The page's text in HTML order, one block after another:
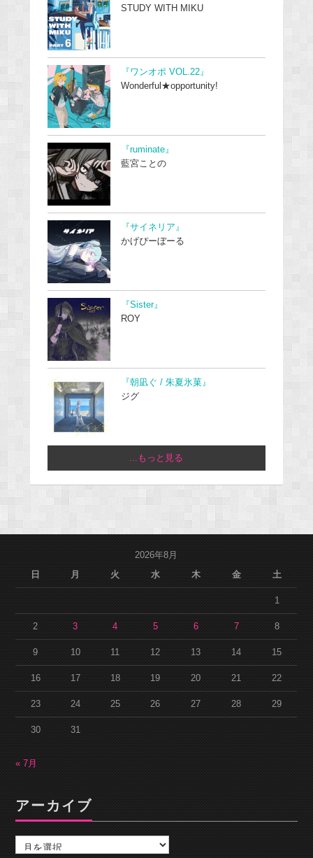
STUDY WITH MIKU
『ワンオポ VOL.22』
Wonderful★opportunity!
『ruminate』
藍宮ことの
『サイネリア』
かげぴーぼーる
『Sister』
ROY
『朝凪ぐ / 朱夏氷菓』
ジグ
...もっと見る
2026年8月
日
月 火 水 木 金 土
1
2 3 4 5 6 7 8
9 10 11 12 13 14 15
16 17 18 19 20 21 22
23 24 25 26 27 28 29
30 31
« 7月
アーカイブ